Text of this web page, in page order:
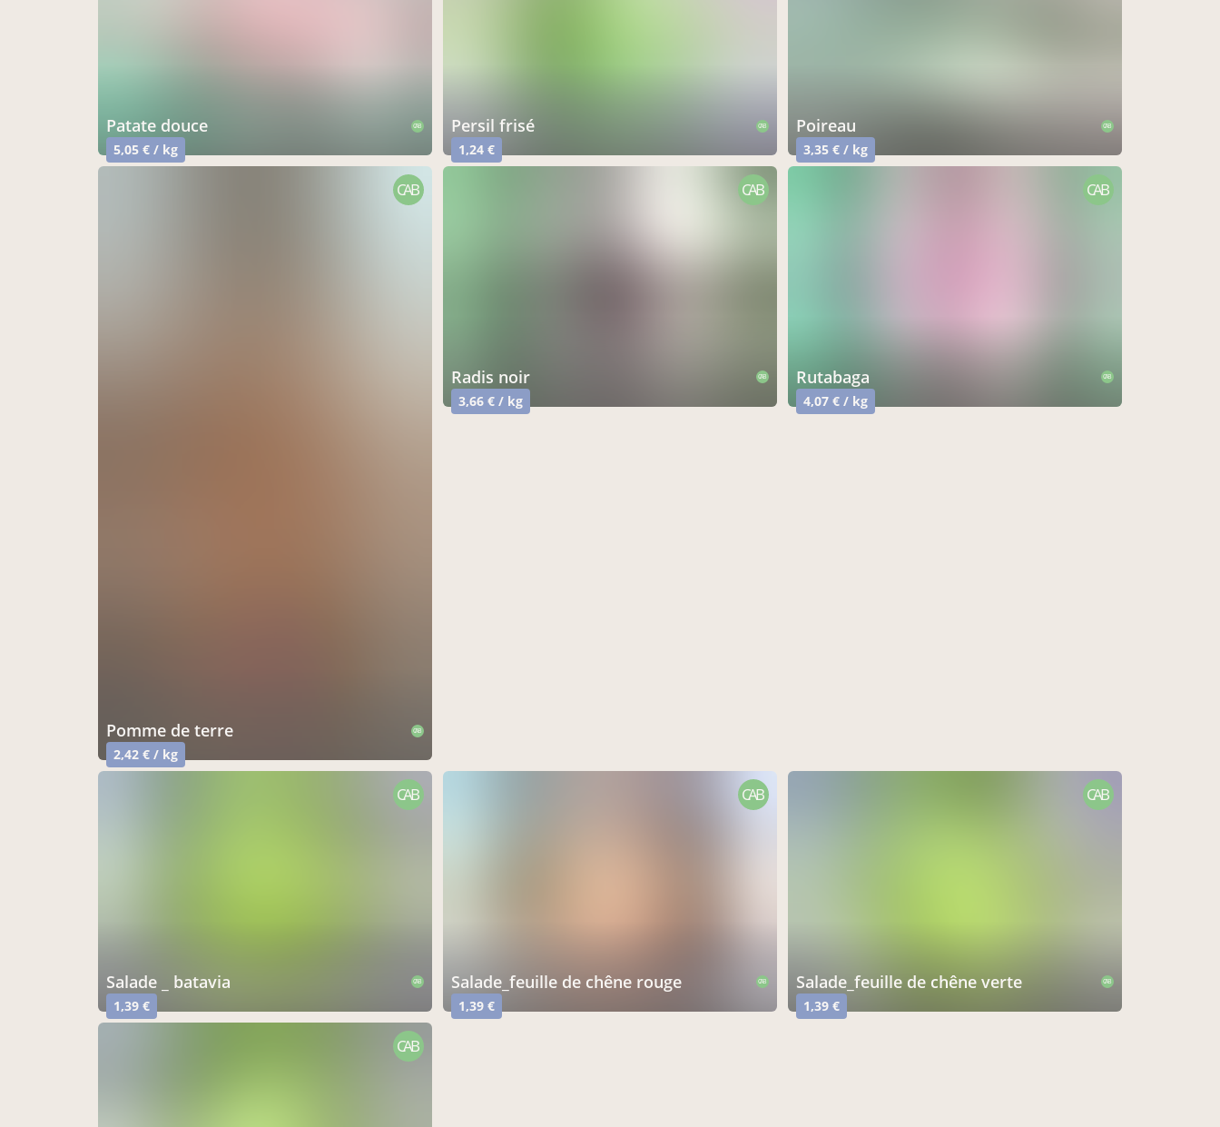
patate douce CAB
5,05 € / kg
persil frisé CAB
1,24 €
poireau CAB
3,35 € / kg
pomme de terre CAB
2,42 € / kg
CAB
radis noir CAB
3,66 € / kg
CAB
rutabaga CAB
4,07 € / kg
CAB
salade _ batavia CAB
1,39 €
CAB
salade_feuille de chêne rouge CAB
1,39 €
CAB
salade_feuille de chêne verte CAB
1,39 €
CAB
CAB